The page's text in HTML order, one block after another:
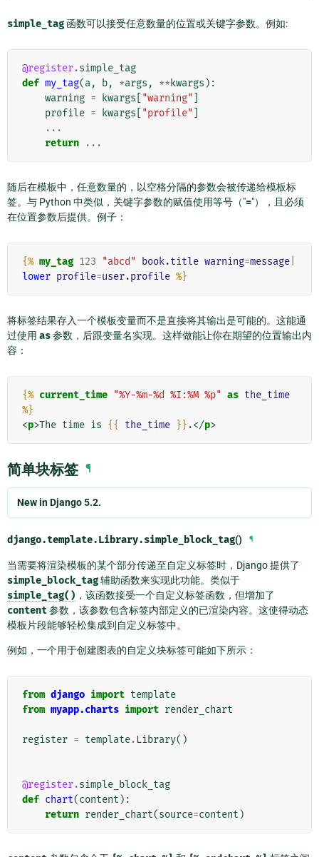
simple_tag 函数可以接受任意数量的位置或关键字参数。例如:
@register.simple_tag
def my_tag(a, b, *args , ** kwargs ):
warning = kwargs "warning"
profile = kwargs "profile"
...
return
...
随后在模板中，任意数量的，以空格分隔的参数会被传递给模板标
签。与 Python 中类似，关键字参数的赋值使用等号（"="），且必须
在位置参数后提供。例子：
{% my_tag 123 "abcd" book.title warning=message
lower profile=user.profile %}
将标签结果存入一个模板变量而不是直接将其输出是可能的。这能通
过使用 as参数，后跟变量名实现。这样做能让你在期望的位置输出内
容：
{% current_time "%Y-%m-%d %I:%M %p" as the_time
%}
<p>The time is {{ the_time }} .</p>
简单块标签 ¶
New in Django 5.2.
django.template.Library.simple_block_tag() ¶
当需要将渲染模板的某个部分传递至自定义标签时，Django 提供了
simple_block_tag辅助函数来实现此功能。类似于
simple_tag() ，该函数接受一个自定义标签函数，但增加了
content参数，该参数包含标签内部定义的已渲染内容。这使得动态
模板片段能够轻松集成到自定义标签中。
例如，一个用于创建图表的自定义块标签可能如下所示：
from django import template
from myapp.charts import render_chart
register = template. Library()
@register.simple_block_tag
def chart(content ):
return render_chart(source=content )